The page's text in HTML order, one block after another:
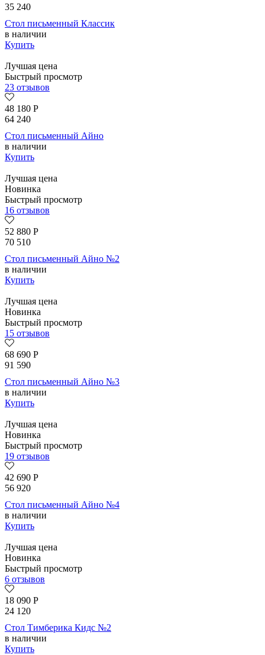
35 240
Стол письменный Классик
в наличии
Купить
Лучшая цена
Быстрый просмотр
23 отзывов
48 180 Р
64 240
Стол письменный Айно
в наличии
Купить
Лучшая цена
Новинка
Быстрый просмотр
16 отзывов
52 880 Р
70 510
Стол письменный Айно №2
в наличии
Купить
Лучшая цена
Новинка
Быстрый просмотр
15 отзывов
68 690 Р
91 590
Стол письменный Айно №3
в наличии
Купить
Лучшая цена
Новинка
Быстрый просмотр
19 отзывов
42 690 Р
56 920
Стол письменный Айно №4
в наличии
Купить
Лучшая цена
Новинка
Быстрый просмотр
6 отзывов
18 090 Р
24 120
Стол Тимберика Кидс №2
в наличии
Купить